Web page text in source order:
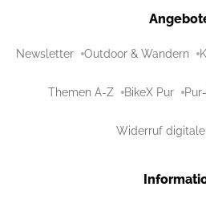
Newsletter Outdoor & Wandern
Themen A-Z BikeX Pur
Widerruf